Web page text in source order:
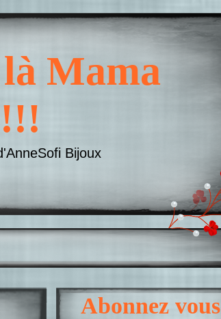
Mama
Bijoux
Abonnez vous